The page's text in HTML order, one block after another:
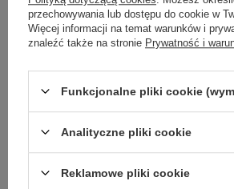
podania przyczyny.
Symbol 303801L/
Gwarancja
Materiał zewnętrzny
przechowywania lub dostępu do cookie w
Więcej informacji na temat warunków i
znaleźć także na stronie Prywatność i
Funkcjonalne pliki cookie
Analityczne pliki cookie
Reklamowe pliki cookie